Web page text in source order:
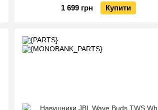
1 699 грн
Купити